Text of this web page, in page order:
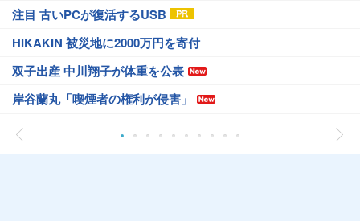
注目 古いPCが復活するUSB
HIKAKIN 被災地に2000万円を寄付
双子出産 中川翔子が体重を公表
岸谷蘭丸「喫煙者の権利が侵害」